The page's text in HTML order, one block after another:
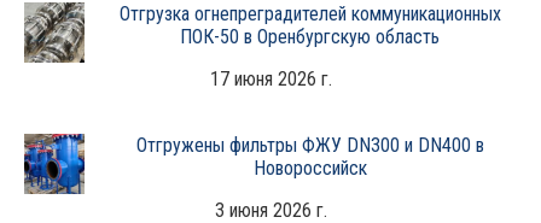
Отгрузка огнепреградителей коммуникационных
ПОК-50 в Оренбургскую область
17 июня 2026 г.
Отгружены фильтры ФЖУ DN300 и DN400 в
Новороссийск
3 июня 2026 г.